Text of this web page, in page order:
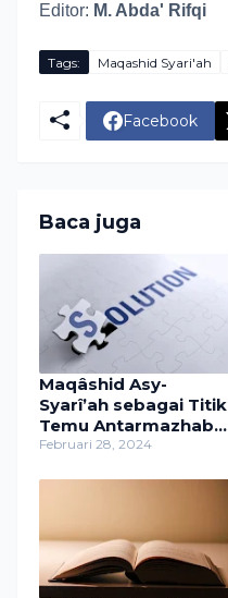
Editor: M. Abda' Rifqi
Tags: Maqashid Syari'ah
Facebook
Baca juga
Maqâshid Asy-
Syarî’ah sebagai Titik
Temu Antarmazhab
dan Dasar Interaksi
Februari 28, 2024